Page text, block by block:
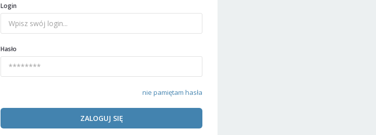
Login
Hasło
nie pamiętam hasła
ZALOGUJ SIĘ